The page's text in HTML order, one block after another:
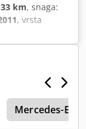
km, snaga:
, vrsta
retarder,
Mercedes-